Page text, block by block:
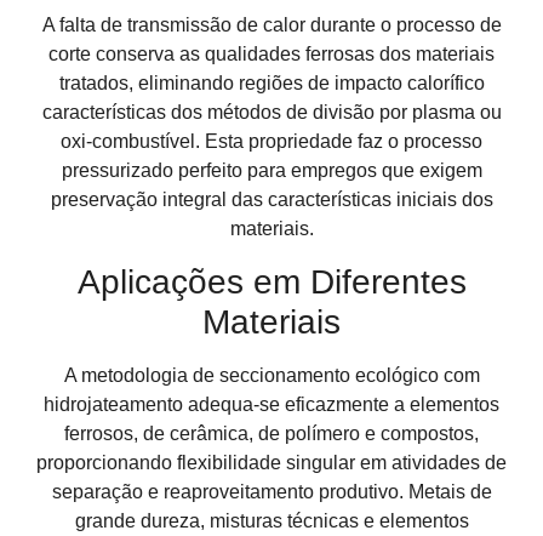
A falta de transmissão de calor durante o processo de
corte conserva as qualidades ferrosas dos materiais
tratados, eliminando regiões de impacto calorífico
características dos métodos de divisão por plasma ou
oxi-combustível. Esta propriedade faz o processo
pressurizado perfeito para empregos que exigem
preservação integral das características iniciais dos
materiais.
Aplicações em Diferentes
Materiais
A metodologia de seccionamento ecológico com
hidrojateamento adequa-se eficazmente a elementos
ferrosos, de cerâmica, de polímero e compostos,
proporcionando flexibilidade singular em atividades de
separação e reaproveitamento produtivo. Metais de
grande dureza, misturas técnicas e elementos